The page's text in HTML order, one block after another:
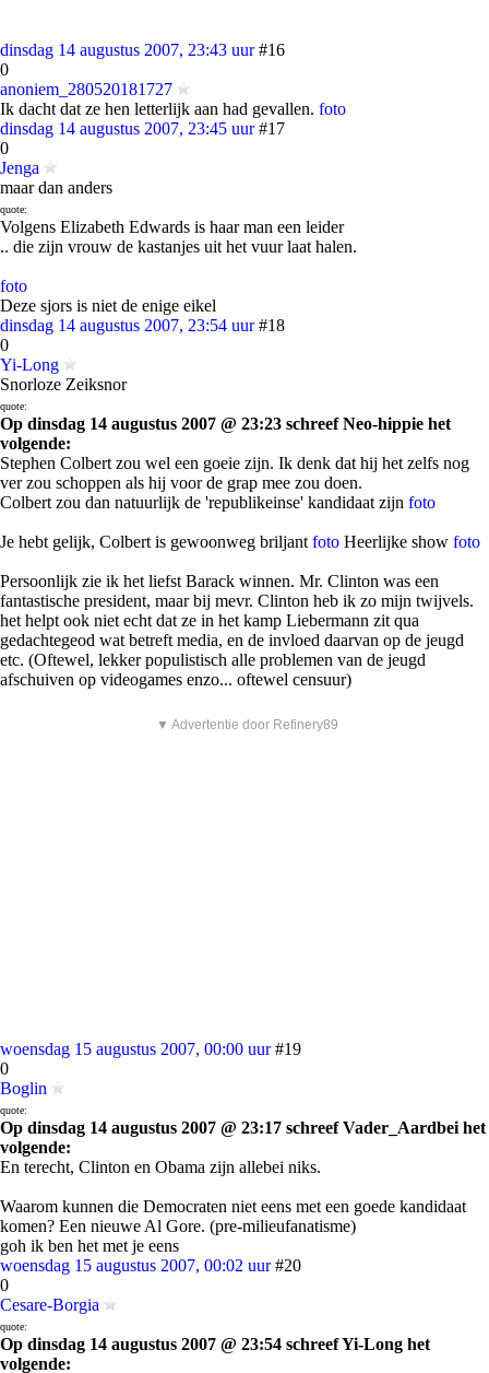
dinsdag 14 augustus 2007, 23:43 uur #16
0
anoniem_280520181727
Ik dacht dat ze hen letterlijk aan had gevallen. foto
dinsdag 14 augustus 2007, 23:45 uur #17
0
Jenga
maar dan anders
quote:
Volgens Elizabeth Edwards is haar man een leider
.. die zijn vrouw de kastanjes uit het vuur laat halen.
foto
Deze sjors is niet de enige eikel
dinsdag 14 augustus 2007, 23:54 uur #18
0
Yi-Long
Snorloze Zeiksnor
quote:
Op dinsdag 14 augustus 2007 @ 23:23 schreef Neo-hippie het
volgende:
Stephen Colbert zou wel een goeie zijn. Ik denk dat hij het zelfs nog
ver zou schoppen als hij voor de grap mee zou doen.
Colbert zou dan natuurlijk de 'republikeinse' kandidaat zijn foto
Je hebt gelijk, Colbert is gewoonweg briljant foto Heerlijke show foto
Persoonlijk zie ik het liefst Barack winnen. Mr. Clinton was een
fantastische president, maar bij mevr. Clinton heb ik zo mijn twijvels.
het helpt ook niet echt dat ze in het kamp Liebermann zit qua
gedachtegeod wat betreft media, en de invloed daarvan op de jeugd
etc. (Oftewel, lekker populistisch alle problemen van de jeugd
afschuiven op videogames enzo... oftewel censuur)
▼ Advertentie door Refinery89
woensdag 15 augustus 2007, 00:00 uur #19
0
Boglin
quote:
Op dinsdag 14 augustus 2007 @ 23:17 schreef Vader_Aardbei het
volgende:
En terecht, Clinton en Obama zijn allebei niks.
Waarom kunnen die Democraten niet eens met een goede kandidaat
komen? Een nieuwe Al Gore. (pre-milieufanatisme)
goh ik ben het met je eens
woensdag 15 augustus 2007, 00:02 uur #20
0
Cesare-Borgia
quote:
Op dinsdag 14 augustus 2007 @ 23:54 schreef Yi-Long het
volgende: